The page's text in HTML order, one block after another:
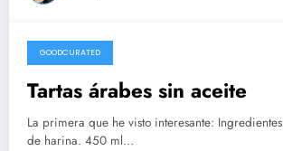
21/02/2021
GOODCURATED
Tartas árabes sin aceite
La primera que he visto interesante:
de harina. 450 ml…